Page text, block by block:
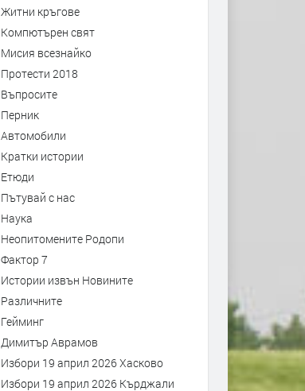
Житни кръгове
Компютърен свят
Мисия всезнайко
Протести 2018
Въпросите
Перник
Автомобили
Кратки истории
Етюди
Пътувай с нас
Наука
Неопитомените Родопи
Фактор 7
Истории извън Новините
Различните
Гейминг
Димитър Аврамов
Избори 19 април 2026 Хасково
Избори 19 април 2026 Кърджали